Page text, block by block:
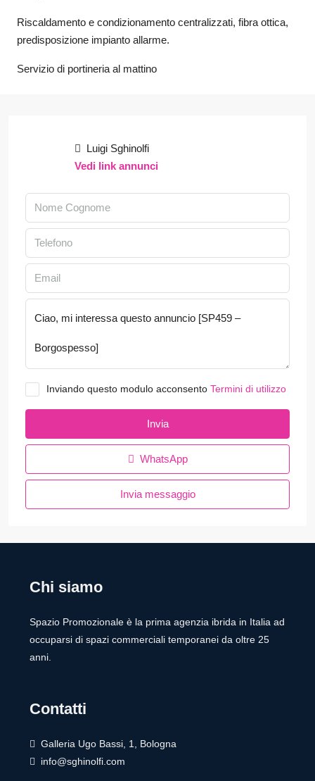
Riscaldamento e condizionamento centralizzati, fibra ottica,
predisposizione impianto allarme.
Servizio di portineria al mattino
Luigi Sghinolfi
Vedi link annunci
Inviando questo modulo acconsento Termini di utilizzo
Invia
WhatsApp
Invia messaggio
Chi siamo
Spazio Promozionale è la prima agenzia ibrida in Italia ad
occuparsi di spazi commerciali temporanei da oltre 25
anni.
Contatti
Galleria Ugo Bassi, 1, Bologna
info@sghinolfi.com